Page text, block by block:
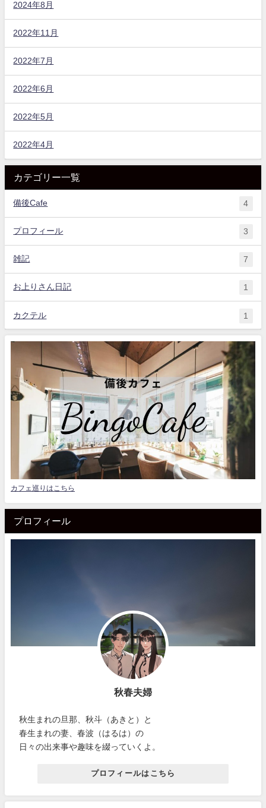
2024年8月
2022年11月
2022年7月
2022年6月
2022年5月
2022年4月
カテゴリー一覧
備後Cafe 4
プロフィール 3
雑記 7
お上りさん日記 1
カクテル 1
カフェ巡りはこちら
プロフィール
秋春夫婦
秋生まれの旦那、秋斗（あきと）と
春生まれの妻、春波（はるは）の
日々の出来事や趣味を綴っていくよ。
プロフィールはこちら